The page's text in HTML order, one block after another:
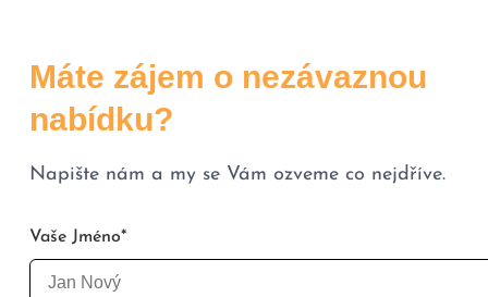
Máte zájem o nezávaznou
nabídku?
Napište nám a my se Vám ozveme co nejdříve.
Vaše Jméno*